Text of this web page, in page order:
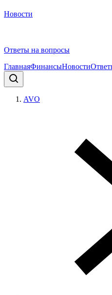
Новости
Ответы на вопросы
ГлавнаяФинансыНовости
AVO